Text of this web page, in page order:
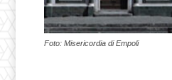
Foto: Misericordia di Empoli